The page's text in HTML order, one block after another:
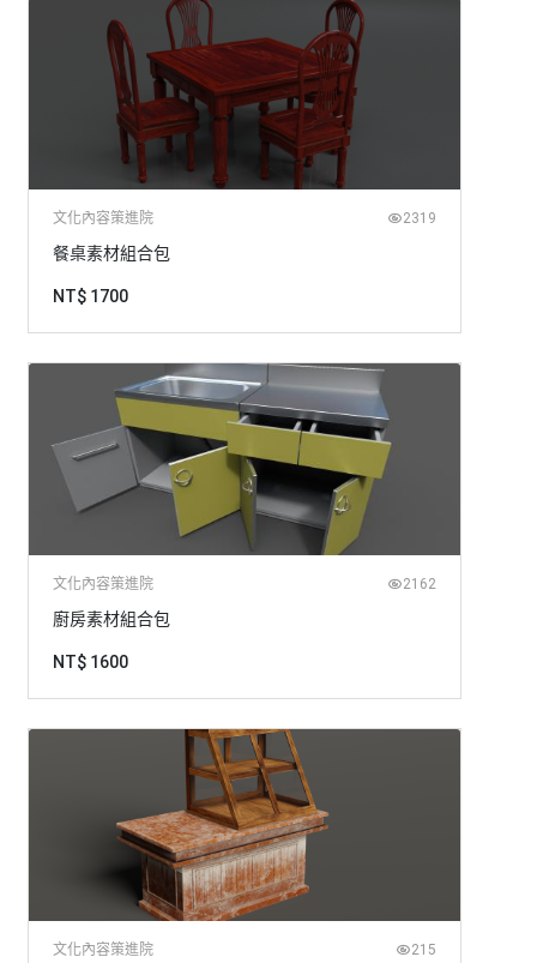
文化內容策進院 2319
餐桌素材組合包
NT$ 1700
文化內容策進院 2162
廚房素材組合包
NT$ 1600
文化內容策進院 215